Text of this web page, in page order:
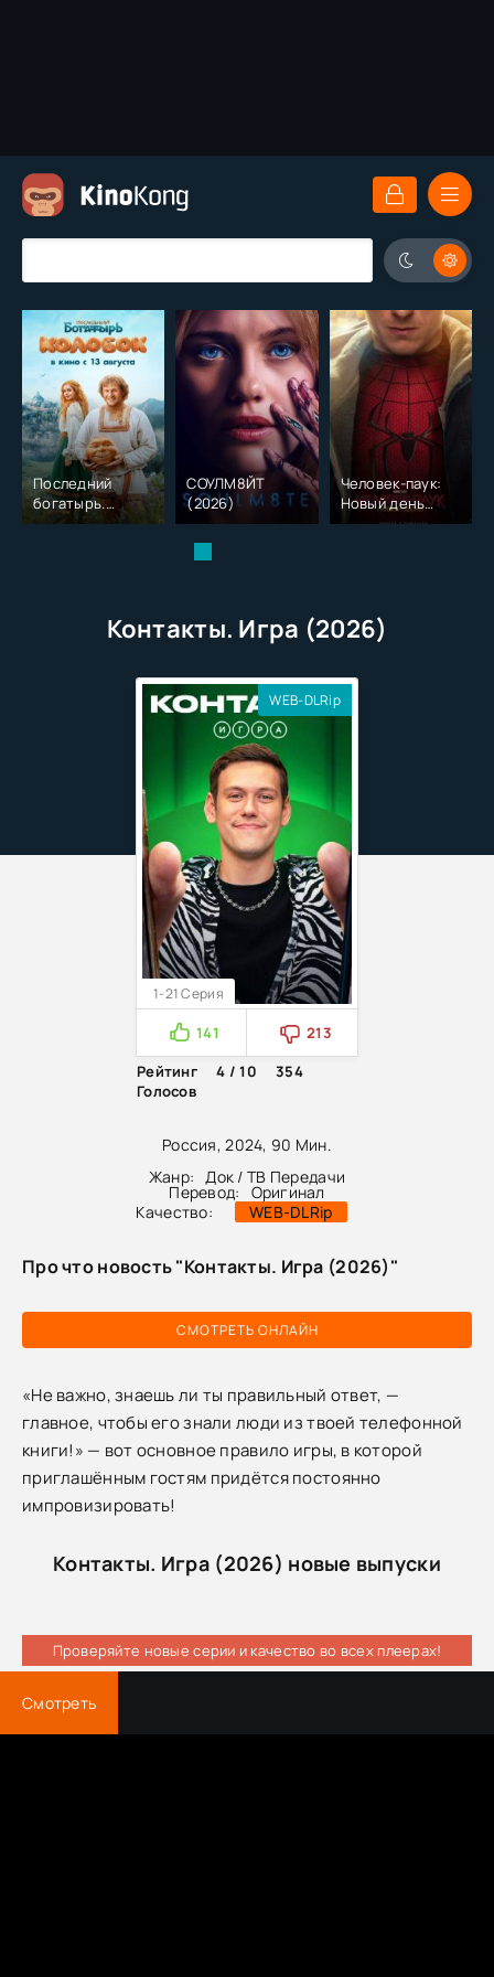
Последний
богатырь.
Колобок (2026)
СОУЛМ8ЙТ
(2026)
Человек-паук:
Новый день
(2026)
Контакты. Игра (2026)
Россия, 2024, 90 Мин.
Жанр: Док / ТВ Передачи
Перевод:
Оригинал
Качество:
WEB-DLRip
WEB-DLRip
1-21 Серия
141
213
Рейтинг
4 / 10
354
Голосов
СМОТРЕТЬ ОНЛАЙН
Про что новость "Контакты. Игра (2026)"
«Не важно, знаешь ли ты правильный ответ, —
главное, чтобы его знали люди из твоей телефонной
книги!» — вот основное правило игры, в которой
приглашённым гостям придётся постоянно
импровизировать!
Контакты. Игра (2026) новые выпуски
Проверяйте новые серии и качество во всех плеерах!
Смотреть